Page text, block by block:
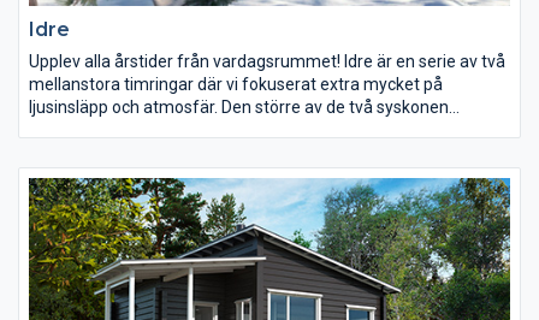
Idre
Upplev alla årstider från vardagsrummet! Idre är en serie av två
mellanstora timringar där vi fokuserat extra mycket på
ljusinsläpp och atmosfär. Den större av de två syskonen